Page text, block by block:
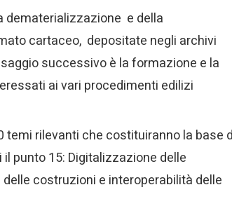
dematerializzazione e della
cartaceo, depositate negli archivi
successivo è la formazione e la
ai vari procedimenti edilizi
temi rilevanti che costituiranno la base
punto 15: Digitalizzazione delle
costruzioni e interoperabilità delle